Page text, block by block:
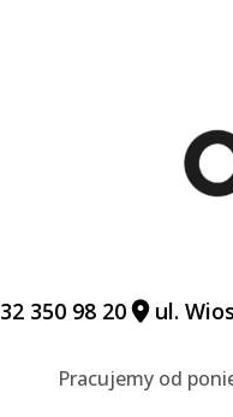
32 350 98 20 ul.
Pracujemy od